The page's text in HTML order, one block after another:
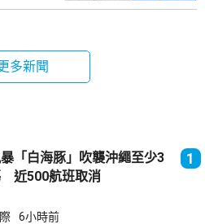
多新聞
「白海豚」吹襲沖繩至少3
近500航班取消
1
6小時前